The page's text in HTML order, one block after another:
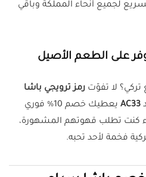
لجميع أنحاء المملكة وباقي
على الطعم الأصيل
لا تفوّت رمز ترويجي باشا
AC33
يعطيك خصم 10% فوري
كنت تطلب قهوتهم المشهورة،
فخمة لأحد تحبه.